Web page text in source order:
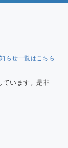
らせ一覧はこちら
ています。是非